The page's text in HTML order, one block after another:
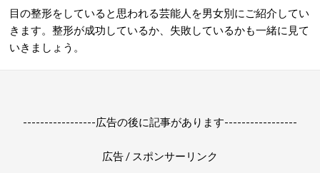
目の整形をしていると思われる芸能人を男女別にご紹介してい
きます。整形が成功しているか、失敗しているかも一緒に見て
いきましょう。
-----------------広告の後に記事があります-----------------
広告 / スポンサーリンク